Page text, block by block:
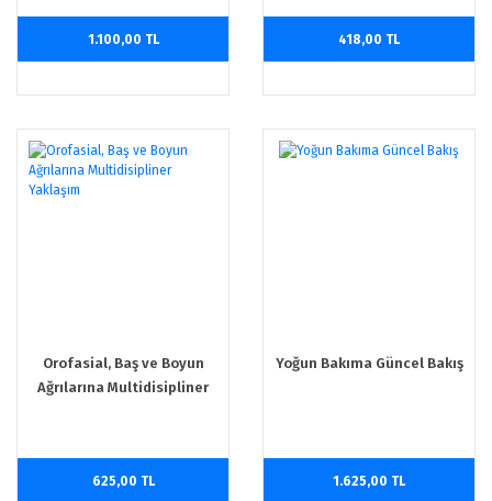
1.100,00 TL 418,00 TL
Orofasial, Baş ve Boyun
Ağrılarına Multidisipliner
625,00 TL
Yoğun Bakıma Güncel Bakış
1.625,00 TL